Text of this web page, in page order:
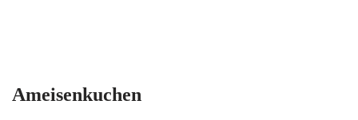
Ameisenkuchen